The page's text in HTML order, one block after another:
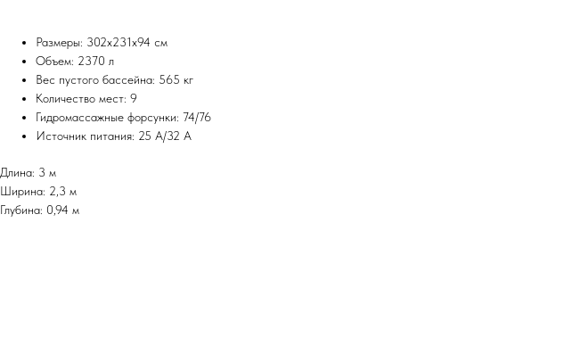
Размеры: 302х231х94 см
Объем: 2370 л
Вес пустого бассейна: 565 кг
Количество мест: 9
Гидромассажные форсунки: 74/76
Источник питания: 25 А/32 А
Длина: 3 м
Ширина: 2,3 м
Глубина: 0,94 м